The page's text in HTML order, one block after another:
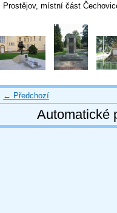
Prostějov, místní část
← Předchozí
Automatické